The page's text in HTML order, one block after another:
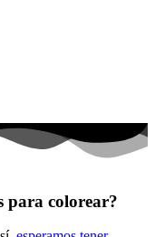
para colorear?